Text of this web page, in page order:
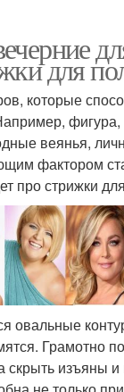
для
которые
фигура,
веянья,
фактором
про стрижки
овальные
Грамотно
скрыть изъяны